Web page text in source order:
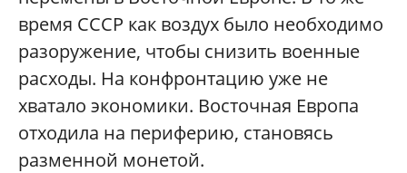
время СССР как воздух было необходимо
разоружение, чтобы снизить военные
расходы. На конфронтацию уже не
хватало экономики. Восточная Европа
отходила на периферию, становясь
разменной монетой.